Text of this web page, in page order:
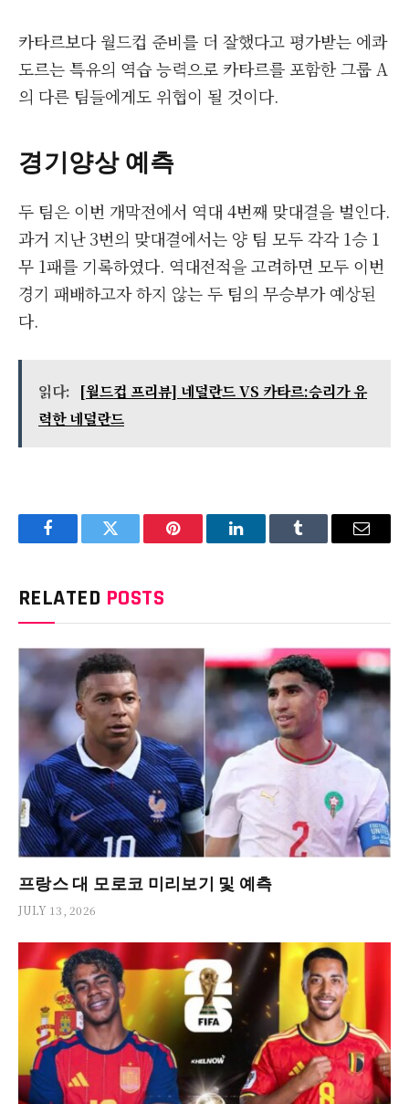
카타르보다 월드컵 준비를 더 잘했다고 평가받는 에콰
도르는 특유의 역습 능력으로 카타르를 포함한 그룹 A
의 다른 팀들에게도 위협이 될 것이다.
경기양상 예측
두 팀은 이번 개막전에서 역대 4번째 맞대결을 벌인다.
과거 지난 3번의 맞대결에서는 양 팀 모두 각각 1승 1
무 1패를 기록하였다. 역대전적을 고려하면 모두 이번
경기 패배하고자 하지 않는 두 팀의 무승부가 예상된
다.
읽다: [월드컵 프리뷰] 네덜란드 VS 카타르:승리가 유
력한 네덜란드
FacebookTwitter Pinterest LinkedInTumblr Email
RELATED POSTS
프랑스 대 모로코 미리보기 및 예측
JULY 13, 2026